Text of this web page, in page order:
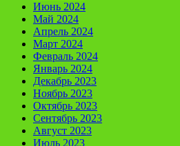
Июнь 2024
Май 2024
Апрель 2024
Март 2024
Февраль 2024
Январь 2024
Декабрь 2023
Ноябрь 2023
Октябрь 2023
Сентябрь 2023
Август 2023
Июль 2023